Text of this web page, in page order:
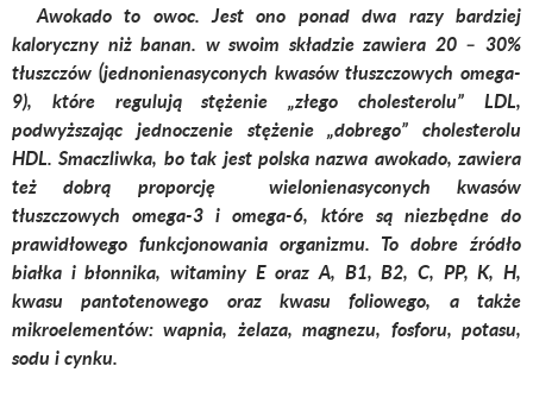
Awokado to owoc. Jest ono ponad dwa razy bardziej
kaloryczny niż banan. w swoim składzie zawiera 20 – 30%
tłuszczów (jednonienasyconych kwasów tłuszczowych omega-
9), które regulują stężenie „złego cholesterolu” LDL,
podwyższając jednoczenie stężenie „dobrego” cholesterolu
HDL. Smaczliwka, bo tak jest polska nazwa awokado, zawiera
też dobrą proporcję wielonienasyconych kwasów
tłuszczowych omega-3 i omega-6, które są niezbędne do
prawidłowego funkcjonowania organizmu. To dobre źródło
białka i błonnika, witaminy E oraz A, B1, B2, C, PP, K, H,
kwasu pantotenowego oraz kwasu foliowego, a także
mikroelementów: wapnia, żelaza, magnezu, fosforu, potasu,
sodu i cynku.